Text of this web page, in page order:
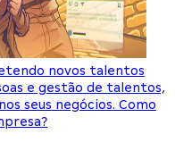
novos talentos
e gestão de talentos,
seus negócios. Como